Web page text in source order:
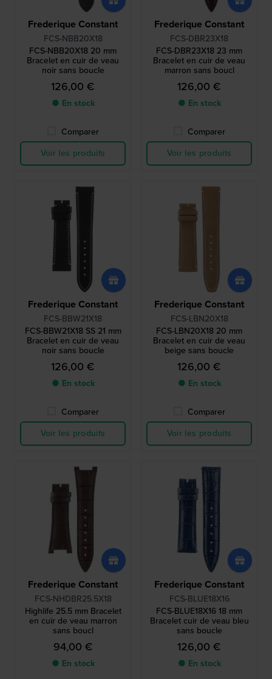
Frederique Constant
FCS-NBB20X18
FCS-NBB20X18 20 mm
Bracelet en cuir de veau
noir sans boucle
126,00 €
● En stock
Comparer
Voir les produits
Frederique Constant
FCS-DBR23X18
FCS-DBR23X18 23 mm
Bracelet en cuir de veau
marron sans boucl
126,00 €
● En stock
Comparer
Voir les produits
Frederique Constant
FCS-BBW21X18
FCS-BBW21X18 SS 21 mm
Bracelet en cuir de veau
noir sans boucle
126,00 €
● En stock
Comparer
Voir les produits
Frederique Constant
FCS-LBN20X18
FCS-LBN20X18 20 mm
Bracelet en cuir de veau
beige sans boucle
126,00 €
● En stock
Comparer
Voir les produits
Frederique Constant
FCS-NHDBR25.5X18
Highlife 25.5 mm Bracelet
en cuir de veau marron
sans boucl
94,00 €
● En stock
Frederique Constant
FCS-BLUE18X16
FCS-BLUE18X16 18 mm
Bracelet cuir de veau bleu
sans boucle
126,00 €
● En stock